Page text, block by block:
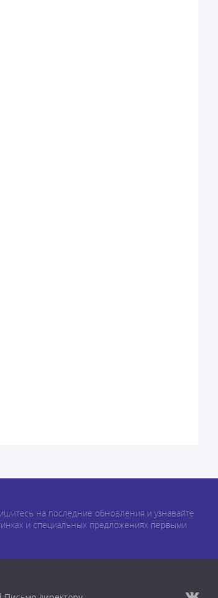
на последние обновления и узнавайте
и специальных предложениях первыми